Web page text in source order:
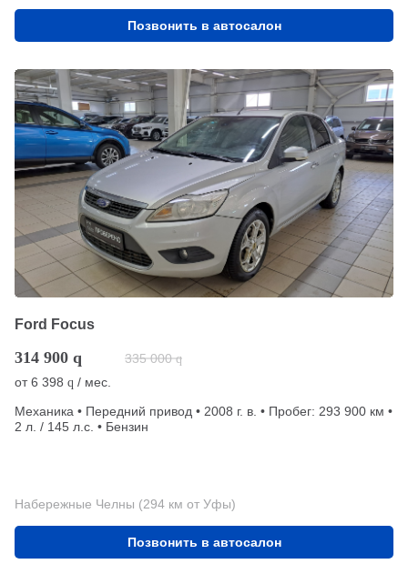
Позвонить в автосалон
Ford Focus
314 900 q 335 000 q
от6 398 q / мес.
Механика • Передний привод • 2008 г. в. • Пробег: 293 900 км •
2 л. / 145 л.с. • Бензин
Набережные Челны (294 км от Уфы)
Позвонить в автосалон